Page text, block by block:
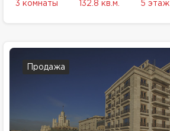
3 комнаты 132.8 кв.м. 5 этаж
Продажа